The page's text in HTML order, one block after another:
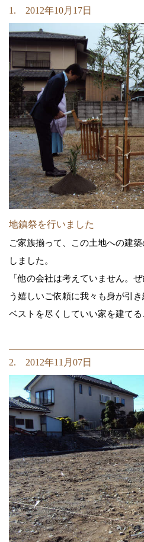
1. 2012年10月17日
地鎮祭を行いました
ご家族揃って、この土地への建
しました。
「他の会社は考えていません。
う嬉しいご依頼に我々も身が引
ベストを尽くしていい家を建てる
2. 2012年11月07日